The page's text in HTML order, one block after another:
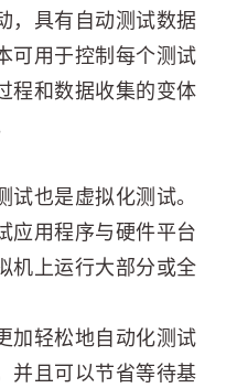
，具有自动测试数据
可用于控制每个测试
程和数据收集的变体
也是虚拟化测试。
应用程序与硬件平台
机上运行大部分或全
加轻松地自动化测试
并且可以节省等待基